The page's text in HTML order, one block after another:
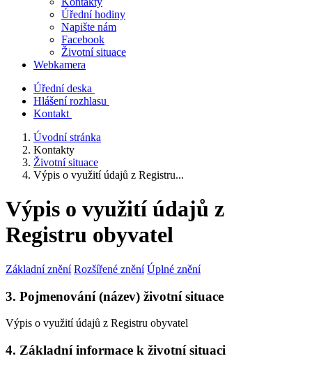
Úřední hodiny
Napište nám
Facebook
Životní situace
Webkamera
Úřední deska
Hlášení rozhlasu
Kontakt
Úvodní stránka
Kontakty
Životní situace
Výpis o využití údajů z Registru...
Výpis o využití údajů z
Registru obyvatel
Základní znění Rozšířené znění Úplné znění
3. Pojmenování (název) životní situace
Výpis o využití údajů z Registru obyvatel
4. Základní informace k životní situaci